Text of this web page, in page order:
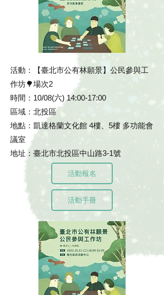
活動：【臺北市公有林願景】公民參與工
作坊🌳場次2
時間：10/08(六) 14:00-17:00
區域：北投區
地點：凱達格蘭文化館 4樓、5樓 多功能會
議室
地址：臺北市北投區中山路3-1號
活動報名
活動手冊